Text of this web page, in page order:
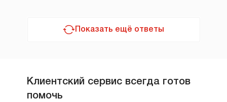
Показать ещё ответы
Клиентский сервис всегда готов
помочь